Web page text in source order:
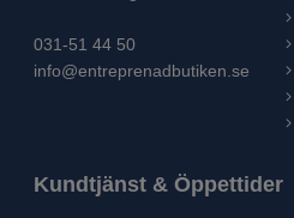
031-51 44 50
info@entreprenadbutiken.se
Kundtjänst & Öppettider